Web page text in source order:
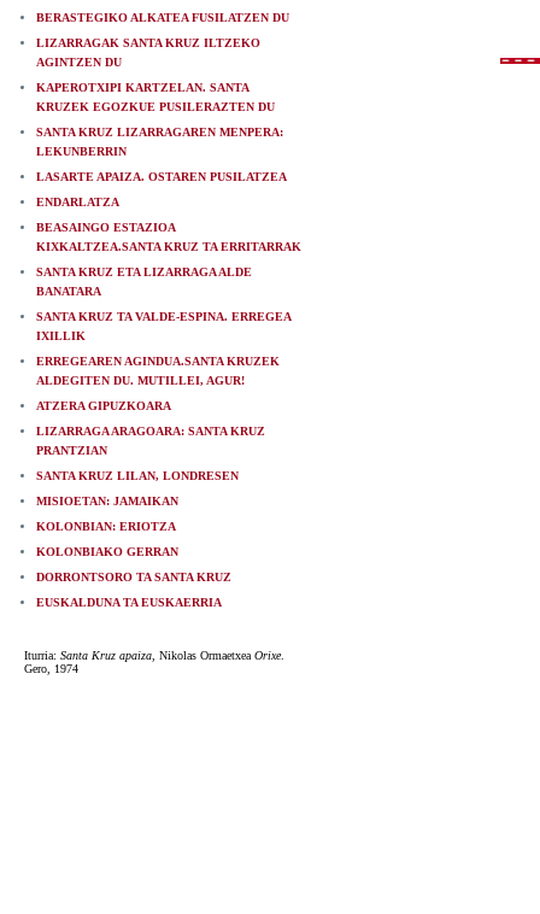
BERASTEGIKO ALKATEA FUSILATZEN DU
LIZARRAGAK SANTA KRUZ ILTZEKO
AGINTZEN DU
KAPEROTXIPI KARTZELAN. SANTA
KRUZEK EGOZKUE PUSILERAZTEN DU
SANTA KRUZ LIZARRAGAREN MENPERA:
LEKUNBERRIN
LASARTE APAIZA. OSTAREN PUSILATZEA
ENDARLATZA
BEASAINGO ESTAZIOA
KIXKALTZEA.SANTA KRUZ TA ERRITARRAK
SANTA KRUZ ETA LIZARRAGA ALDE
BANATARA
SANTA KRUZ TA VALDE-ESPINA. ERREGEA
IXILLIK
ERREGEAREN AGINDUA.SANTA KRUZEK
ALDEGITEN DU. MUTILLEI, AGUR!
ATZERA GIPUZKOARA
LIZARRAGA ARAGOARA: SANTA KRUZ
PRANTZIAN
SANTA KRUZ LILAN, LONDRESEN
MISIOETAN: JAMAIKAN
KOLONBIAN: ERIOTZA
KOLONBIAKO GERRAN
DORRONTSORO TA SANTA KRUZ
EUSKALDUNA TA EUSKAERRIA
Iturria: Santa Kruz apaiza , Nikolas Ormaetxea Orixe.
Gero, 1974